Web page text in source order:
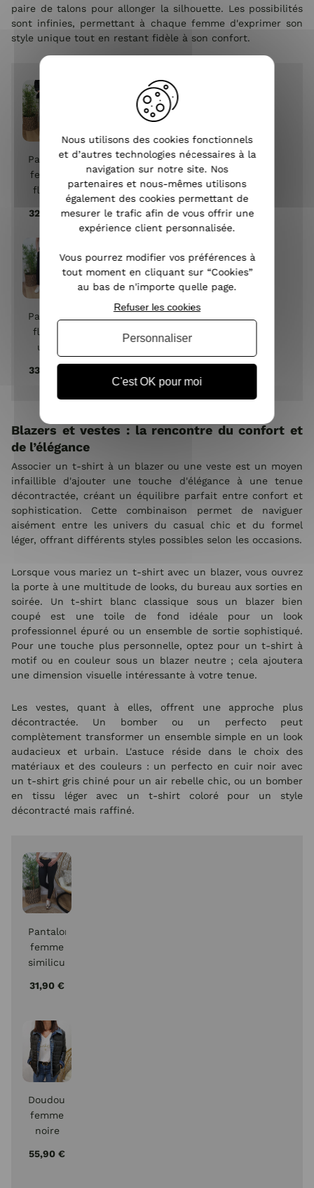
paire de talons pour allonger la silhouette. Les possibilités
sont infinies, permettant à chaque femme d'exprimer son
style unique tout en restant fidèle à son confort.
Pantalon
femme
fluide
bag
noir
poches
volants
32,90 €
Pantalon
fluide
uni-
Noir
33,90 €
Blazers et vestes : la rencontre du confort et
de l’élégance
Associer un t-shirt à un blazer ou une veste est un moyen
infaillible d'ajouter une touche d'élégance à une tenue
décontractée, créant un équilibre parfait entre confort et
sophistication. Cette combinaison permet de naviguer
aisément entre les univers du casual chic et du formel
léger, offrant différents styles possibles selon les occasions.
Lorsque vous mariez un t-shirt avec un blazer, vous ouvrez
la porte à une multitude de looks, du bureau aux sorties en
soirée. Un t-shirt blanc classique sous un blazer bien
coupé est une toile de fond idéale pour un look
professionnel épuré ou un ensemble de sortie sophistiqué.
Pour une touche plus personnelle, optez pour un t-shirt à
motif ou en couleur sous un blazer neutre ; cela ajoutera
une dimension visuelle intéressante à votre tenue.
Les vestes, quant à elles, offrent une approche plus
décontractée. Un bomber ou un perfecto peut
complètement transformer un ensemble simple en un look
audacieux et urbain. L'astuce réside dans le choix des
matériaux et des couleurs : un perfecto en cuir noir avec
un t-shirt gris chiné pour un air rebelle chic, ou un bomber
en tissu léger avec un t-shirt coloré pour un style
décontracté mais raffiné.
Pantalon
femme
similicuir
slim
up
31,90 €
Doudoune
femme
noire
jeans
55,90 €
Nous utilisons des cookies fonctionnels
et d’autres technologies nécessaires à la
navigation sur notre site. Nos
partenaires et nous-mêmes utilisons
également des cookies permettant de
mesurer le trafic afin de vous offrir une
expérience client personnalisée.
Vous pourrez modifier vos préférences à
tout moment en cliquant sur “Cookies”
au bas de n'importe quelle page.
C'est OK pour moi
Refuser les cookies
Personnaliser